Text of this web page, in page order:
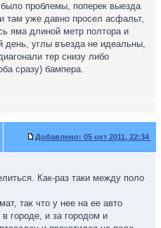
проблемы, поперек выезда
там уже давно просел асфальт,
яма длиной метр полтора и
день, углы въезда не идеальны,
тер снизу либо
сразу) бампера.
Добавлено: 05 окт 2011, 22:34
Как-раз таки между поло
так что у нее на ее авто
городе, и за городом и